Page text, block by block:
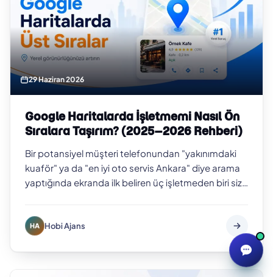
29 Haziran 2026
Google Haritalarda İşletmemi Nasıl Ön
Sıralara Taşırım? (2025–2026 Rehberi)
Bir potansiyel müşteri telefonundan "yakınımdaki
kuaför" ya da "en iyi oto servis Ankara" diye arama
yaptığında ekranda ilk beliren üç işletmeden biri siz
HA Hobi Ajans